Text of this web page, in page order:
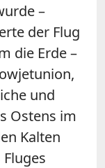
–
der Flug
die Erde –
und
Ostens im
Kalten